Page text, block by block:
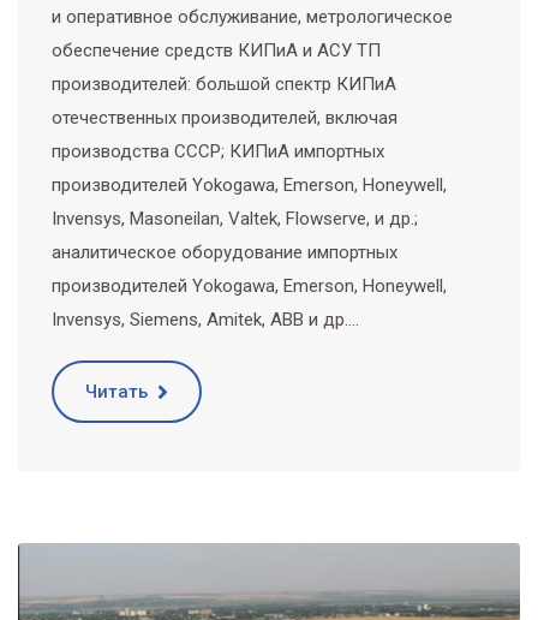
и оперативное обслуживание, метрологическое
обеспечение средств КИПиА и АСУ ТП
производителей: большой спектр КИПиА
отечественных производителей, включая
производства СССР; КИПиА импортных
производителей Yokogawa, Emerson, Honeywell,
Invensys, Masoneilan, Valtek, Flowserve, и др.;
аналитическое оборудование импортных
производителей Yokogawa, Emerson, Honeywell,
Invensys, Siemens, Amitek, ABB и др.…
Читать